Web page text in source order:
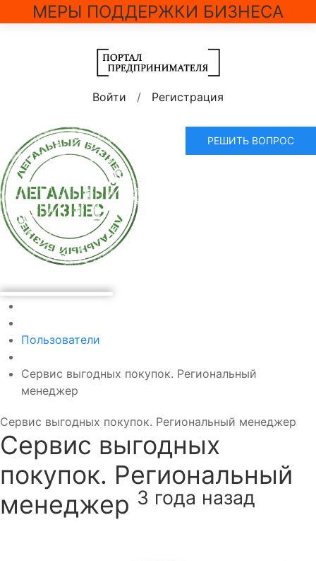
МЕРЫ ПОДДЕРЖКИ БИЗНЕСА
Войти / Регистрация
РЕШИТЬ ВОПРОС
Пользователи
Сервис выгодных покупок. Региональный
менеджер
Сервис выгодных покупок. Региональный менеджер
Сервис выгодных
покупок. Региональный
менеджер 3 года назад